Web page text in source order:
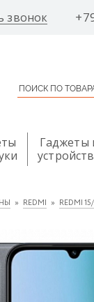
звонок
Гаджеты
REDMI REDMI